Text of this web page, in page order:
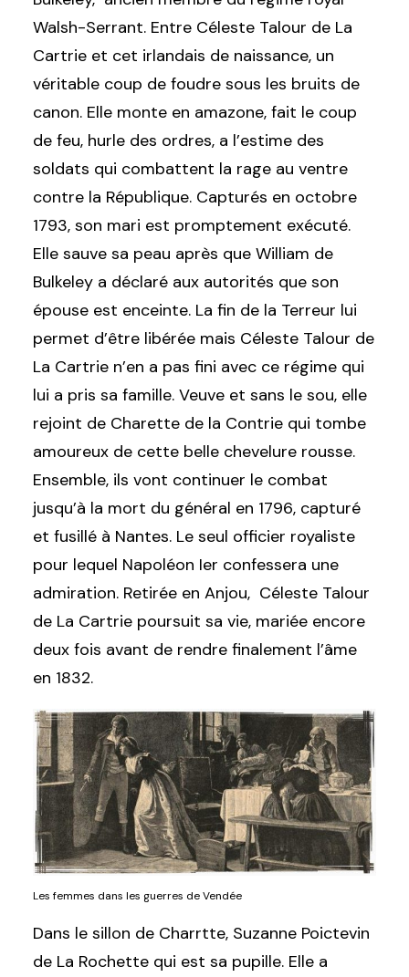
Walsh-Serrant. Entre Céleste Talour de La
Cartrie et cet irlandais de naissance, un
véritable coup de foudre sous les bruits de
canon. Elle monte en amazone, fait le coup
de feu, hurle des ordres, a l’estime des
soldats qui combattent la rage au ventre
contre la République. Capturés en octobre
1793, son mari est promptement exécuté.
Elle sauve sa peau après que William de
Bulkeley a déclaré aux autorités que son
épouse est enceinte. La fin de la Terreur lui
permet d’être libérée mais Céleste Talour de
La Cartrie n’en a pas fini avec ce régime qui
lui a pris sa famille. Veuve et sans le sou, elle
rejoint de Charette de la Contrie qui tombe
amoureux de cette belle chevelure rousse.
Ensemble, ils vont continuer le combat
jusqu’à la mort du général en 1796, capturé
et fusillé à Nantes. Le seul officier royaliste
pour lequel Napoléon Ier confessera une
admiration. Retirée en Anjou, Céleste Talour
de La Cartrie poursuit sa vie, mariée encore
deux fois avant de rendre finalement l’âme
en 1832.
Les femmes dans les guerres de Vendée
Dans le sillon de Charrtte, Suzanne Poictevin
de La Rochette qui est sa pupille. Elle a